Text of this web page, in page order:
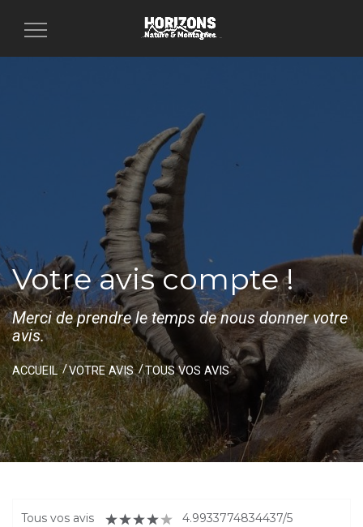
Toggle
Votre avis compte !
Merci de prendre le temps de nous donner votre
avis.
ACCUEIL VOTRE AVIS TOUS VOS AVIS
Tous vos avis 4.9933774834437/5